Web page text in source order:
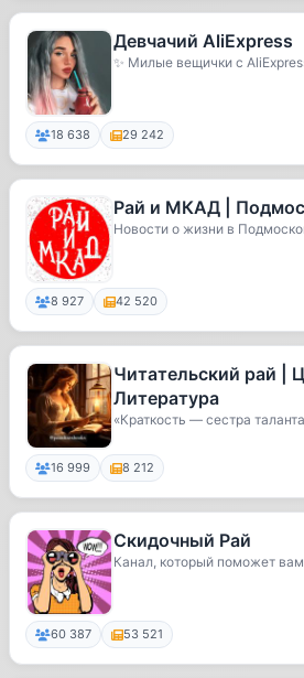
Девчачий AliExpress
✨ Милые вещички с
18 638 29 242
Рай и МКАД |
Новости о жизни в
8 927 42 520
Читательский рай |
Литература
16 999 8 212
Скидочный Рай
Канал, который поможет
60 387 53 521